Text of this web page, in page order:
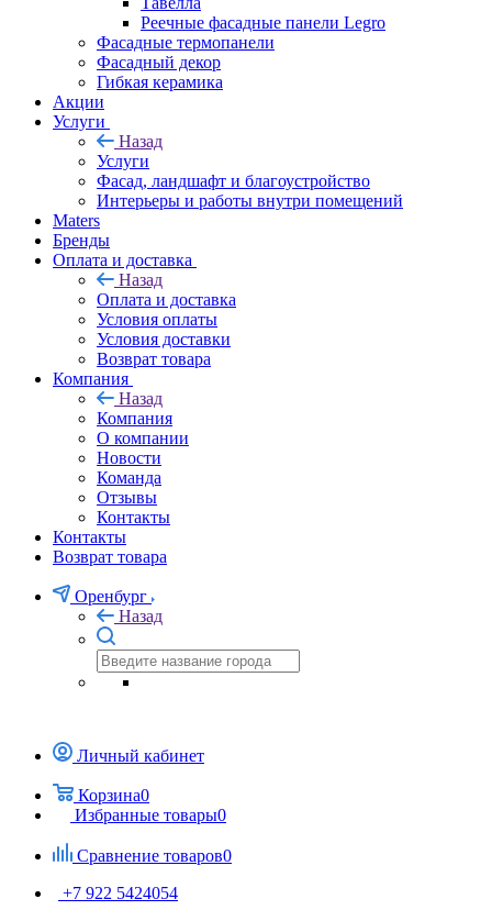
Реечные фасадные панели Legro
Фасадные термопанели
Фасадный декор
Гибкая керамика
Акции
Услуги
Назад
Услуги
Фасад, ландшафт и благоустройство
Интерьеры и работы внутри помещений
Maters
Бренды
Оплата и доставка
Назад
Оплата и доставка
Условия оплаты
Условия доставки
Возврат товара
Компания
Назад
Компания
О компании
Новости
Команда
Отзывы
Контакты
Контакты
Возврат товара
Оренбург
Назад
Личный кабинет
Корзина0
Избранные товары0
Сравнение товаров0
+7 922 5424054